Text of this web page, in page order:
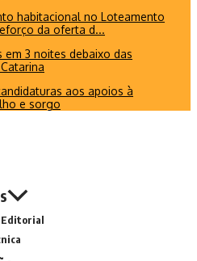
habitacional no Loteamento
da oferta d...
em 3 noites debaixo das
aos apoios à
e sorgo